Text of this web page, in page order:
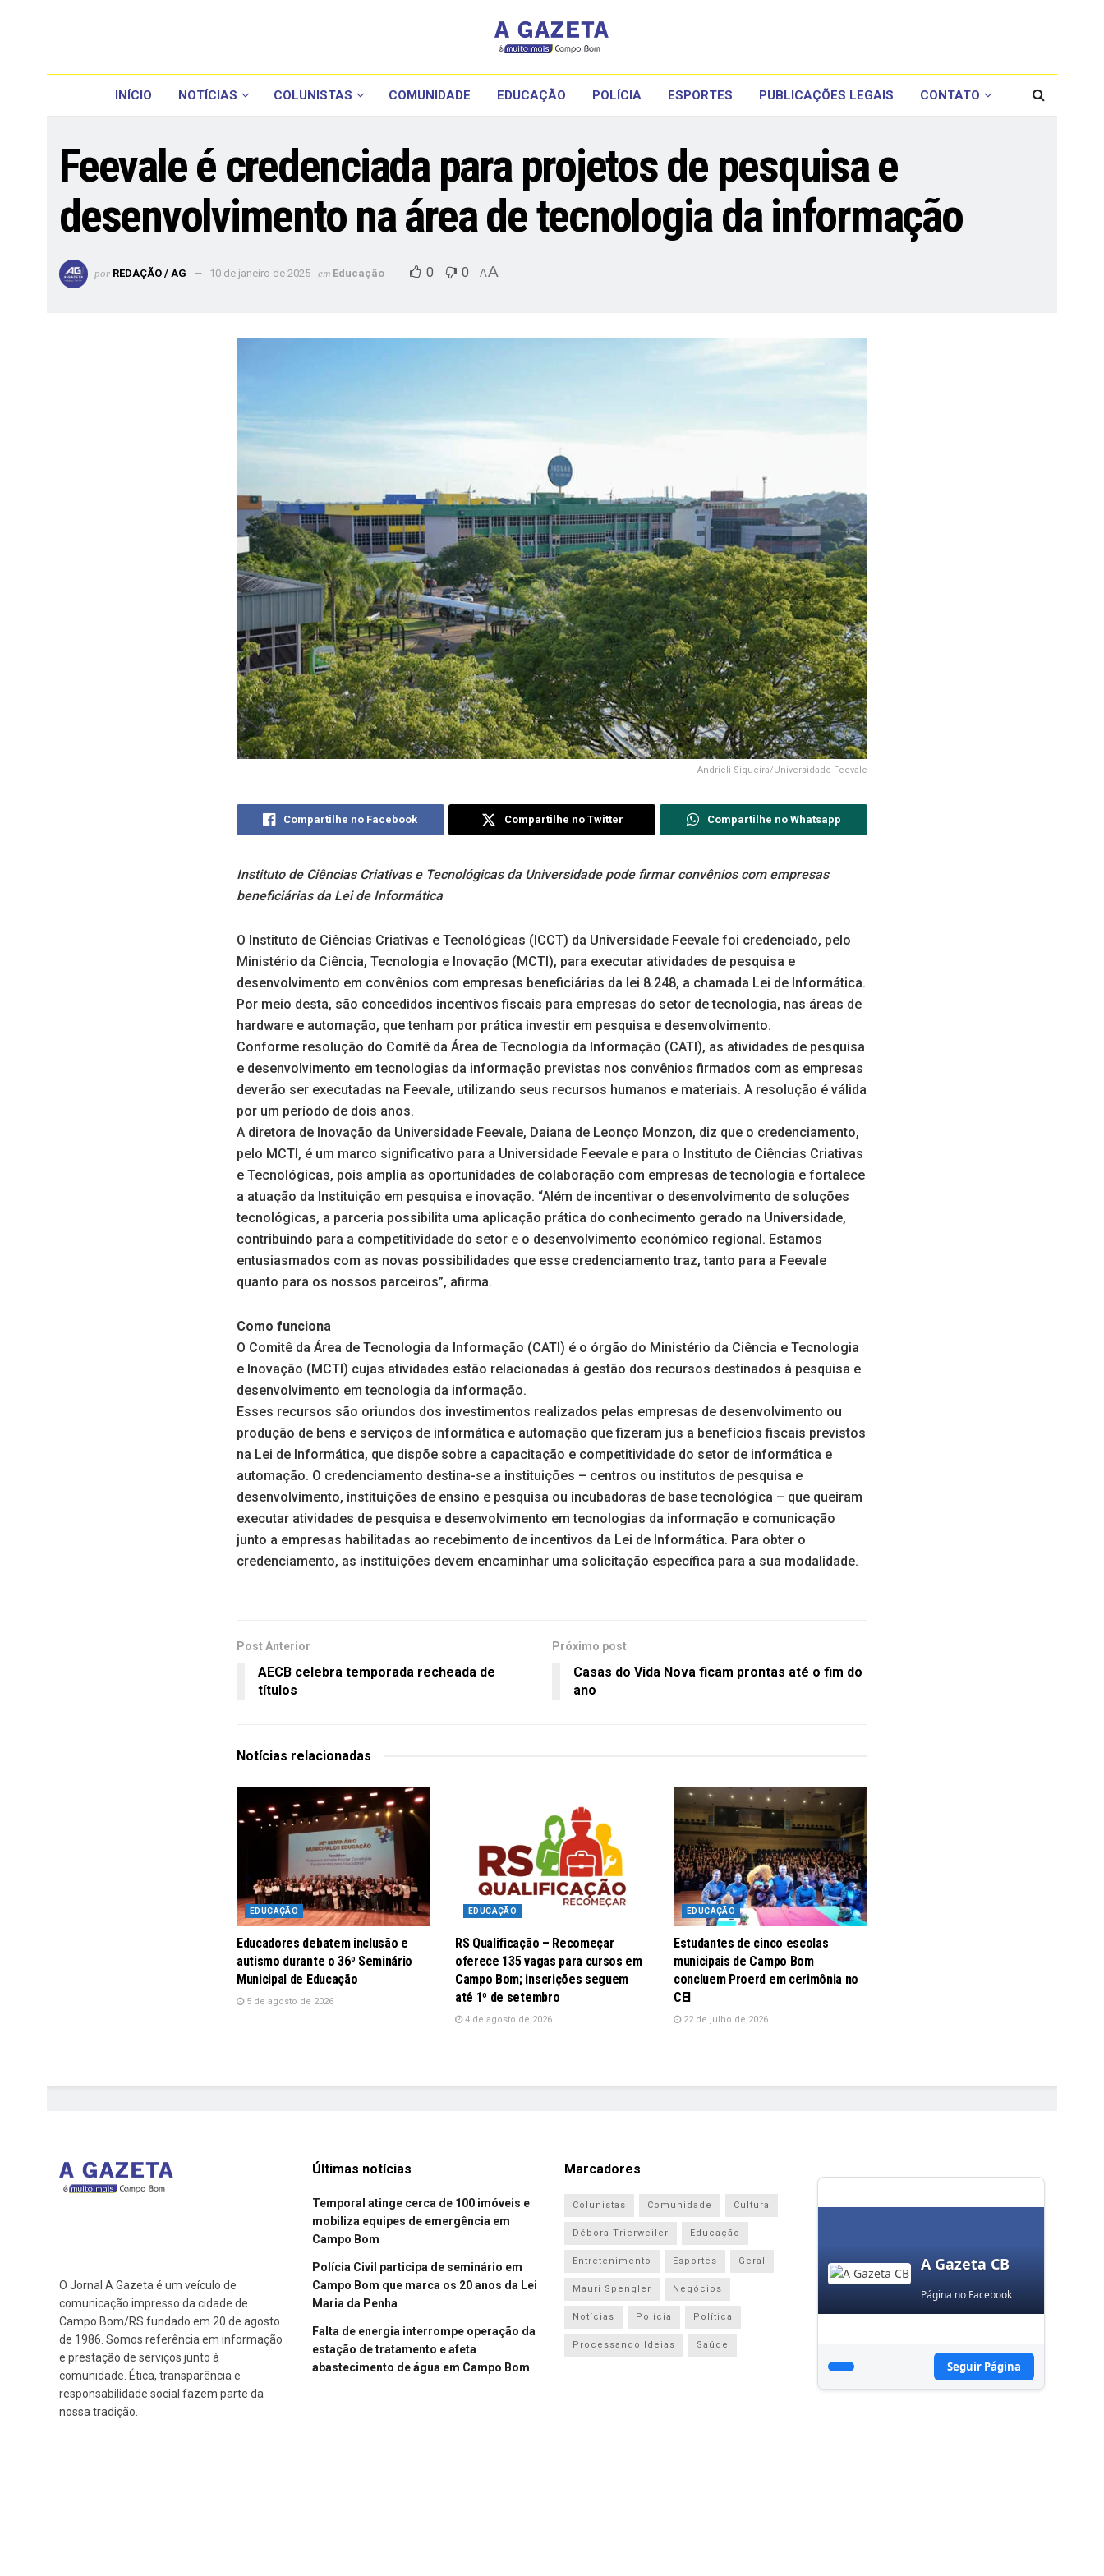
INÍCIO NOTÍCIAS COLUNISTAS COMUNIDADE EDUCAÇÃO POLÍCIA ESPORTES PUBLICAÇÕES LEGAIS CONTATO
Feevale é credenciada para projetos de pesquisa e
desenvolvimento na área de tecnologia da informação
por REDAÇÃO / AG 10 de janeiro de 2025 em Educação 0 0 AA
Andrieli Siqueira/Universidade Feevale
Compartilhe no Facebook Compartilhe no Twitter Compartilhe no Whatsapp
Instituto de Ciências Criativas e Tecnológicas da Universidade pode firmar convênios com empresas
beneficiárias da Lei de Informática
O Instituto de Ciências Criativas e Tecnológicas (ICCT) da Universidade Feevale foi credenciado, pelo
Ministério da Ciência, Tecnologia e Inovação (MCTI), para executar atividades de pesquisa e
desenvolvimento em convênios com empresas beneficiárias da lei 8.248, a chamada Lei de Informática.
Por meio desta, são concedidos incentivos fiscais para empresas do setor de tecnologia, nas áreas de
hardware e automação, que tenham por prática investir em pesquisa e desenvolvimento.
Conforme resolução do Comitê da Área de Tecnologia da Informação (CATI), as atividades de pesquisa
e desenvolvimento em tecnologias da informação previstas nos convênios firmados com as empresas
deverão ser executadas na Feevale, utilizando seus recursos humanos e materiais. A resolução é válida
por um período de dois anos.
A diretora de Inovação da Universidade Feevale, Daiana de Leonço Monzon, diz que o credenciamento,
pelo MCTI, é um marco significativo para a Universidade Feevale e para o Instituto de Ciências Criativas
e Tecnológicas, pois amplia as oportunidades de colaboração com empresas de tecnologia e fortalece
a atuação da Instituição em pesquisa e inovação. “Além de incentivar o desenvolvimento de soluções
tecnológicas, a parceria possibilita uma aplicação prática do conhecimento gerado na Universidade,
contribuindo para a competitividade do setor e o desenvolvimento econômico regional. Estamos
entusiasmados com as novas possibilidades que esse credenciamento traz, tanto para a Feevale
quanto para os nossos parceiros”, afirma.
Como funciona
O Comitê da Área de Tecnologia da Informação (CATI) é o órgão do Ministério da Ciência e Tecnologia
e Inovação (MCTI) cujas atividades estão relacionadas à gestão dos recursos destinados à pesquisa e
desenvolvimento em tecnologia da informação.
Esses recursos são oriundos dos investimentos realizados pelas empresas de desenvolvimento ou
produção de bens e serviços de informática e automação que fizeram jus a benefícios fiscais previstos
na Lei de Informática, que dispõe sobre a capacitação e competitividade do setor de informática e
automação. O credenciamento destina-se a instituições – centros ou institutos de pesquisa e
desenvolvimento, instituições de ensino e pesquisa ou incubadoras de base tecnológica – que queiram
executar atividades de pesquisa e desenvolvimento em tecnologias da informação e comunicação
junto a empresas habilitadas ao recebimento de incentivos da Lei de Informática. Para obter o
credenciamento, as instituições devem encaminhar uma solicitação específica para a sua modalidade.
Post Anterior
AECB celebra temporada recheada de
títulos
Próximo post
Casas do Vida Nova ficam prontas até o fim do
ano
Notícias relacionadas
EDUCAÇÃO
Educadores debatem inclusão e
autismo durante o 36º Seminário
Municipal de Educação
5 de agosto de 2026
EDUCAÇÃO
RS Qualificação – Recomeçar
oferece 135 vagas para cursos em
Campo Bom; inscrições seguem
até 1º de setembro
4 de agosto de 2026
EDUCAÇÃO
Estudantes de cinco escolas
municipais de Campo Bom
concluem Proerd em cerimônia no
CEI
22 de julho de 2026
O Jornal A Gazeta é um veículo de
comunicação impresso da cidade de
Campo Bom/RS fundado em 20 de agosto
de 1986. Somos referência em informação
e prestação de serviços junto à
comunidade. Ética, transparência e
responsabilidade social fazem parte da
nossa tradição.
Últimas notícias
Temporal atinge cerca de 100 imóveis e
mobiliza equipes de emergência em
Campo Bom
Polícia Civil participa de seminário em
Campo Bom que marca os 20 anos da Lei
Maria da Penha
Falta de energia interrompe operação da
estação de tratamento e afeta
abastecimento de água em Campo Bom
Marcadores
Colunistas Comunidade Cultura
Débora Trierweiler Educação
Entretenimento Esportes Geral
Mauri Spengler Negócios
Notícias Polícia Política
Processando Ideias Saúde
A Gazeta CB
Página no Facebook
Seguir Página